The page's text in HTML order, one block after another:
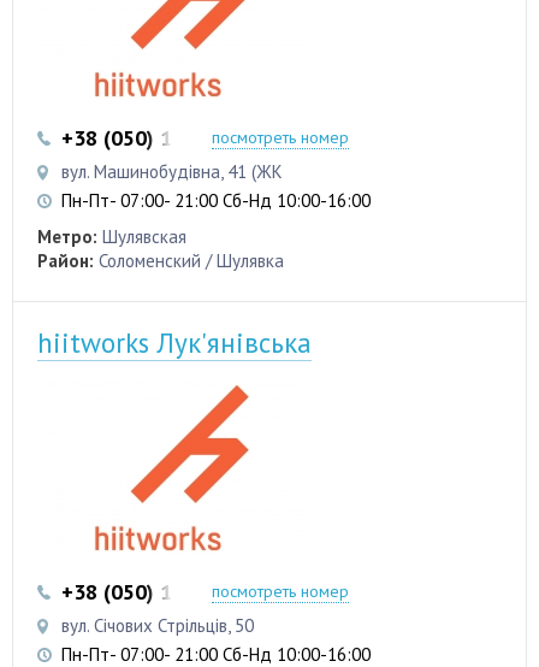
+38 (050) 103 22 22 +38 (050) 103 22 22
посмотреть номер
вул. Машинобудівна, 41 (ЖК
Пн-Пт- 07:00- 21:00 Сб-Нд 10:00-16:00
Метро: Шулявская
Район: Соломенский / Шулявка
hiitworks Лук'янівська
+38 (050) 103 22 22 +38 (050) 103 22 22
посмотреть номер
вул. Січових Стрільців, 50
Пн-Пт- 07:00- 21:00 Сб-Нд 10:00-16:00